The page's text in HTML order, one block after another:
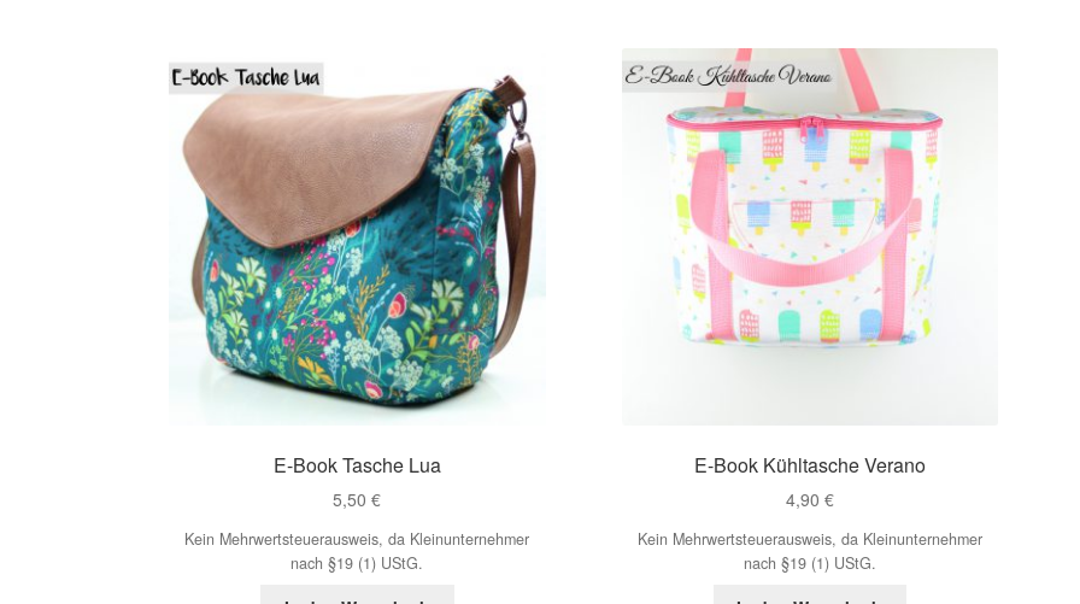
E-Book Tasche Lua
5,50€
Kein Mehrwertsteuerausweis, da Kleinunternehmer
nach §19 (1) UStG.
E-Book Kühltasche Verano
4,90 €
Kein Mehrwertsteuerausweis, da Kleinunternehmer
nach §19 (1) UStG.